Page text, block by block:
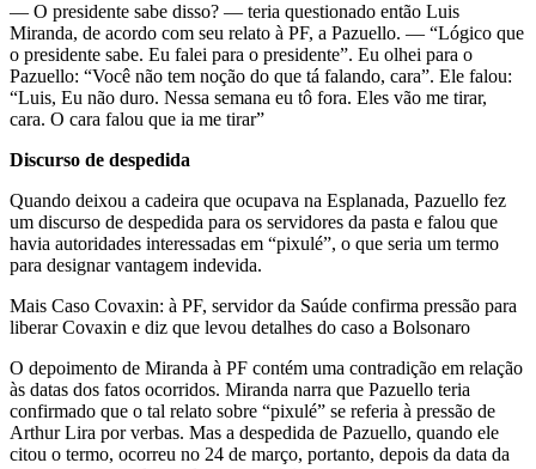
— O presidente sabe disso? — teria questionado então Luis
Miranda, de acordo com seu relato à PF, a Pazuello. — “Lógico que
o presidente sabe. Eu falei para o presidente”. Eu olhei para o
Pazuello: “Você não tem noção do que tá falando, cara”. Ele falou:
“Luis, Eu não duro. Nessa semana eu tô fora. Eles vão me tirar,
cara. O cara falou que ia me tirar”
Discurso de despedida
Quando deixou a cadeira que ocupava na Esplanada, Pazuello fez
um discurso de despedida para os servidores da pasta e falou que
havia autoridades interessadas em “pixulé”, o que seria um termo
para designar vantagem indevida.
Mais Caso Covaxin: à PF, servidor da Saúde confirma pressão para
liberar Covaxin e diz que levou detalhes do caso a Bolsonaro
O depoimento de Miranda à PF contém uma contradição em relação
às datas dos fatos ocorridos. Miranda narra que Pazuello teria
confirmado que o tal relato sobre “pixulé” se referia à pressão de
Arthur Lira por verbas. Mas a despedida de Pazuello, quando ele
citou o termo, ocorreu no 24 de março, portanto, depois da data da